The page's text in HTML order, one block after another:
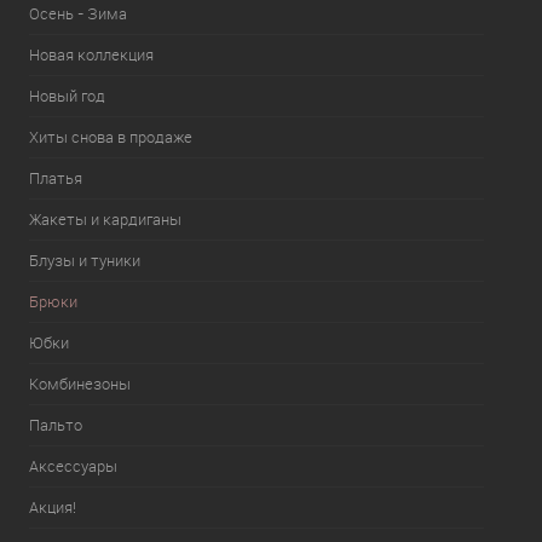
Осень - Зима
Новая коллекция
Новый год
Хиты снова в продаже
Платья
Жакеты и кардиганы
Блузы и туники
Брюки
Юбки
Комбинезоны
Пальто
Аксессуары
Акция!